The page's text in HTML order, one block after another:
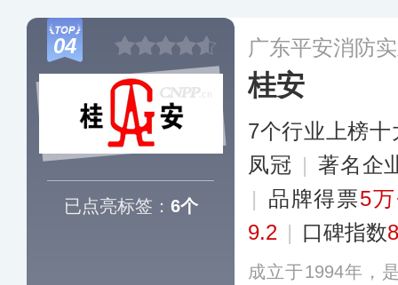
务，在消防行业
04
已点亮标签： 6个
广东平安消防
桂安
7个行业上榜十
凤冠 | 著名企
| 品牌得票5
9.2 | 口碑指数
成立于1994年，